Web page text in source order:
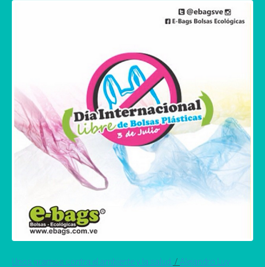
Unos gramos contra el ambiente y la salud. / Alejandro Luy